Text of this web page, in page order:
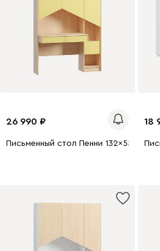
26 990
Письменный стол Пенни 132x55
18